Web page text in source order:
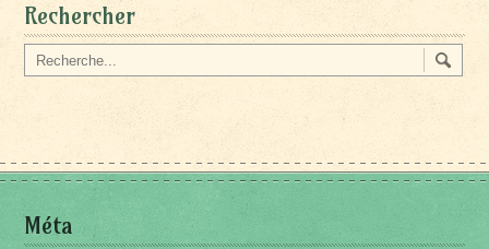
Rechercher
Méta